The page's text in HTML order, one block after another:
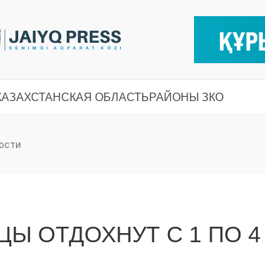
ОБЛАСТЬРАЙОНЫ ЗКО
ОТДОХНУТ С 1 ПО 4